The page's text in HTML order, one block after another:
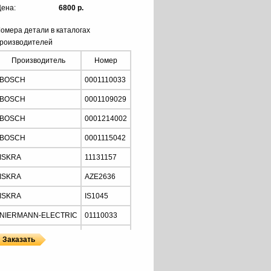
6800 р.
детали в каталогах
Производитель Номер
BOSCH 0001110033
BOSCH 0001109029
BOSCH 0001214002
BOSCH 0001115042
ISKRA 11131157
ISKRA AZE2636
ISKRA IS1045
NIERMANN-ELECTRIC 01110033